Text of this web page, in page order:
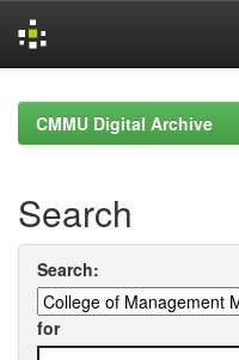
navigationCMMU Digital Archive
Search
Search:
for